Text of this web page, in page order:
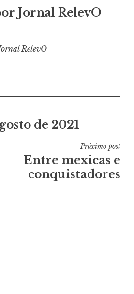
Jornal RelevO
RelevO
de 2021
Próximo post
Entre mexicas e
conquistadores